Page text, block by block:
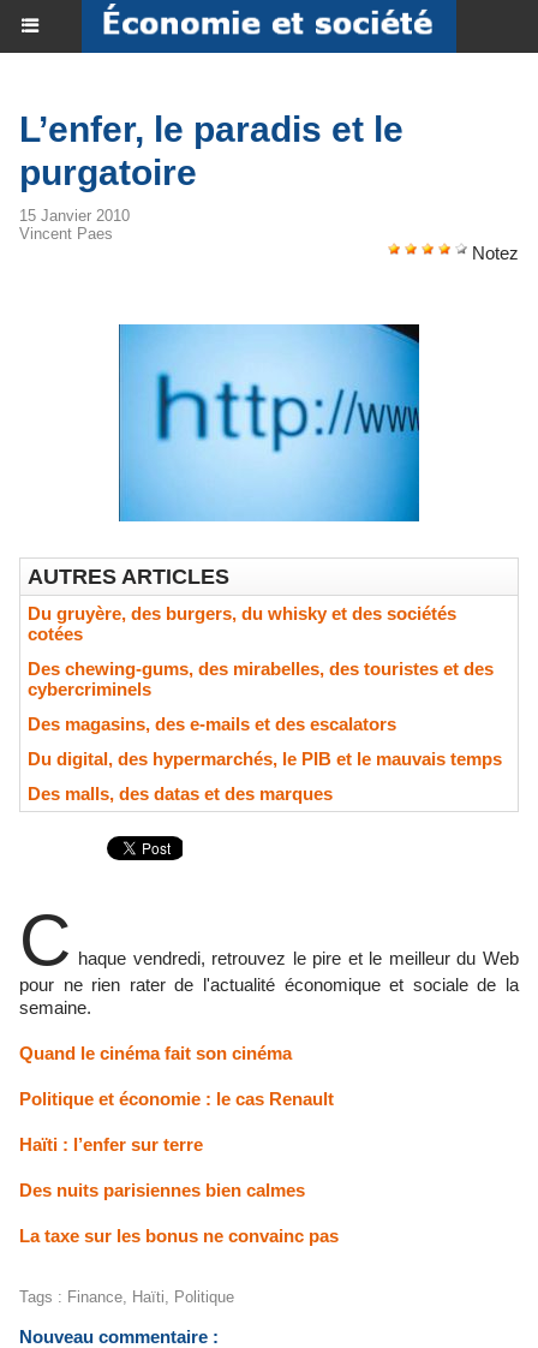
L’enfer, le paradis et le
purgatoire
15 Janvier 2010
Vincent Paes
Notez
AUTRES ARTICLES
Du gruyère, des burgers, du whisky et des sociétés
cotées
Des chewing-gums, des mirabelles, des touristes et des
cybercriminels
Des magasins, des e-mails et des escalators
Du digital, des hypermarchés, le PIB et le mauvais temps
Des malls, des datas et des marques
C haque vendredi, retrouvez le pire et le meilleur du Web
pour ne rien rater de l'actualité économique et sociale de la
semaine.
Quand le cinéma fait son cinéma
Politique et économie : le cas Renault
Haïti : l’enfer sur terre
Des nuits parisiennes bien calmes
La taxe sur les bonus ne convainc pas
Tags : Finance, Haïti, Politique
Nouveau commentaire :